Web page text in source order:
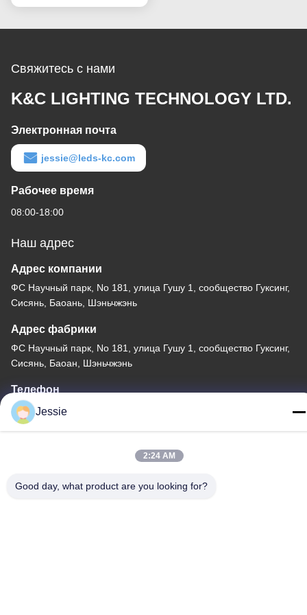
белое
Свяжитесь с нами
K&C LIGHTING TECHNOLOGY LTD.
Электронная почта
jessie@leds-kc.com
Рабочее время
08:00-18:00
Наш адрес
Адрес компании
ФС Научный парк, No 181, улица Гушу 1, сообщество Гуксинг,
Сисянь, Баоань, Шэньчжэнь
Адрес фабрики
ФС Научный парк, No 181, улица Гушу 1, сообщество Гуксинг,
Сисянь, Баоан, Шэньчжэнь
Телефон
86-0755-22300563
Китай Хорошее качество профиль приведенный алюминия
Jessie
2:24 AM
Good day, what product are you looking for?